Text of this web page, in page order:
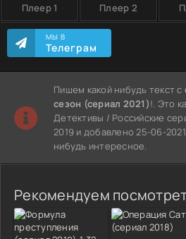
Плеер 1 Плеер 2
МЫ В
Телеграм
Пишем какой нибудь текст с
сезон (сериал 2021)!. Это
Детективы / Российские
2019 и добавлено 25-06-
нибудь интересное.
Рекомендуем